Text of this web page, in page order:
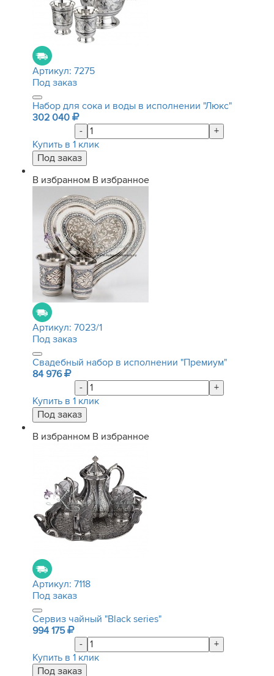
Артикул: 7275
Под заказ
Набор для сока и воды в исполнении "Люкс"
302 040
-
+
Купить в 1 клик
В избранном В избранное
Артикул: 7023/1
Под заказ
Свадебный набор в исполнении "Премиум"
84 976
-
+
Купить в 1 клик
В избранном В избранное
Артикул: 7118
Под заказ
Сервиз чайный "Black series"
994 175
-
+
Купить в 1 клик